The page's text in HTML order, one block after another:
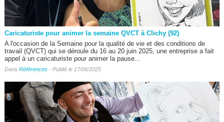
Caricaturiste pour animer la semaine QVCT à Clichy (92)
A l'occasion de la Semaine pour la qualité de vie et des conditions de
travail (QVCT) qui se déroule du 16 au 20 juin 2025, une entreprise a fait
appel à un caricaturiste pour animer la pause...
Dans Références- Publié le 17/06/2025